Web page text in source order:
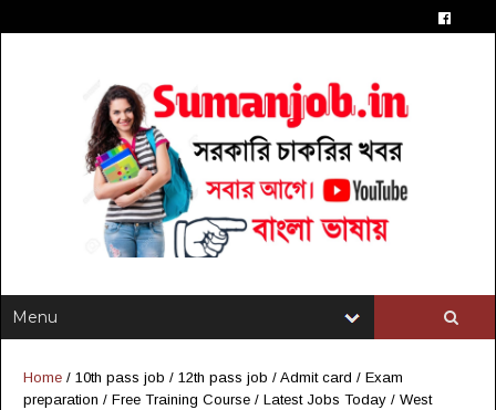
Home / 10th pass job / 12th pass job / Admit card / Exam
preparation / Free Training Course / Latest Jobs Today / West